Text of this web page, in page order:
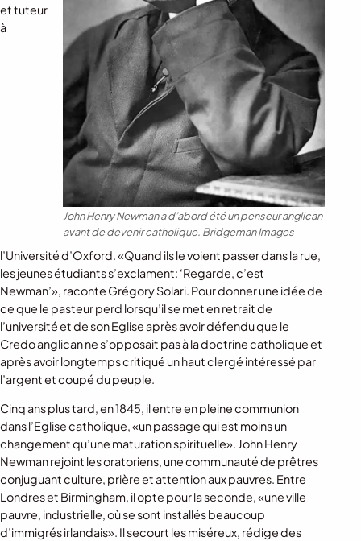
John Henry Newman a d’abord été un penseur anglican
avant de devenir catholique. Bridgeman Images
et tuteur
à
l’Université d’Oxford. «Quand ils le voient passer dans la rue,
les jeunes étudiants s’exclament: ‘Regarde, c’est
Newman’», raconte Grégory Solari. Pour donner une idée de
ce que le pasteur perd lorsqu’il se met en retrait de
l’université et de son Eglise après avoir défendu que le
Credo anglican ne s’opposait pas à la doctrine catholique et
après avoir longtemps critiqué un haut clergé intéressé par
l’argent et coupé du peuple.
Cinq ans plus tard, en 1845, il entre en pleine communion
dans l’Eglise catholique, «un passage qui est moins un
changement qu’une maturation spirituelle». John Henry
Newman rejoint les oratoriens, une communauté de prêtres
conjuguant culture, prière et attention aux pauvres. Entre
Londres et Birmingham, il opte pour la seconde, «une ville
pauvre, industrielle, où se sont installés beaucoup
d’immigrés irlandais». Il secourt les miséreux, rédige des